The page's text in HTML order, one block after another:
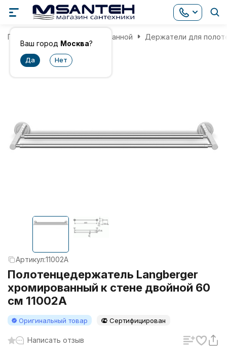
Ваш город Москва?
Главная Аксессуары для ванной Держатели для
Артикул:11002A
Полотенцедержатель Langberger
хромированный к стене двойной 60
см 11002A
Оригинальный товар Сертифицирован
Написать отзыв